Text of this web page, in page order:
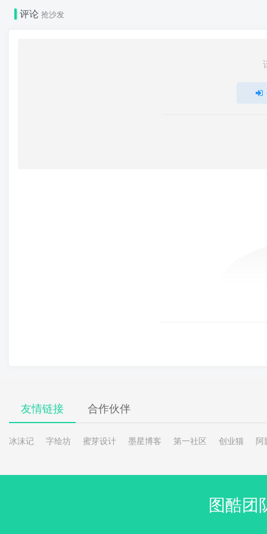
评论抢沙发
友情链接 合作伙伴
冰沫记 字绘坊 蜜芽设计 墨星博客 第一社区 创业猫 阿
图酷团